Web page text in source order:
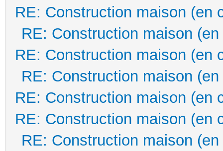
RE: Construction maison (en
RE: Construction maison
RE: Construction maison (en
RE: Construction maison
RE: Construction maison (en
RE: Construction maison (en
RE: Construction maison